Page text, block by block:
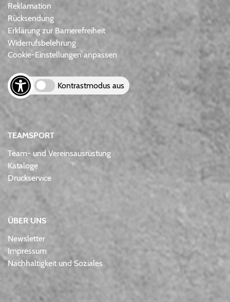
Reklamation
Rücksendung
Erklärung zur Barrierefreiheit
Widerrufsbelehrung
Cookie-Einstellungen anpassen
Kontrastmodus aus
TEAMSPORT
Team- und Vereinsausrüstung
Kataloge
Druckservice
ÜBER UNS
Newsletter
Impressum
Nachhaltigkeit und Soziales